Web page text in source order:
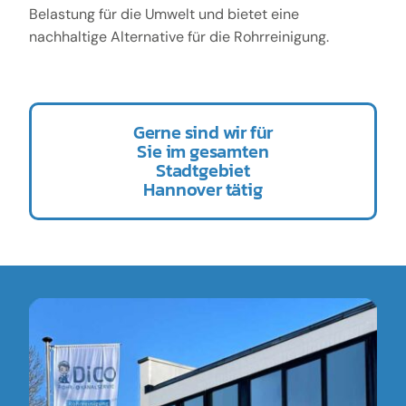
Belastung für die Umwelt und bietet eine
nachhaltige Alternative für die Rohrreinigung.
Gerne sind wir für
Sie im gesamten
Stadtgebiet
Hannover tätig